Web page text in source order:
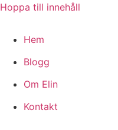
Hoppa till innehåll
Hem
Blogg
Om Elin
Kontakt